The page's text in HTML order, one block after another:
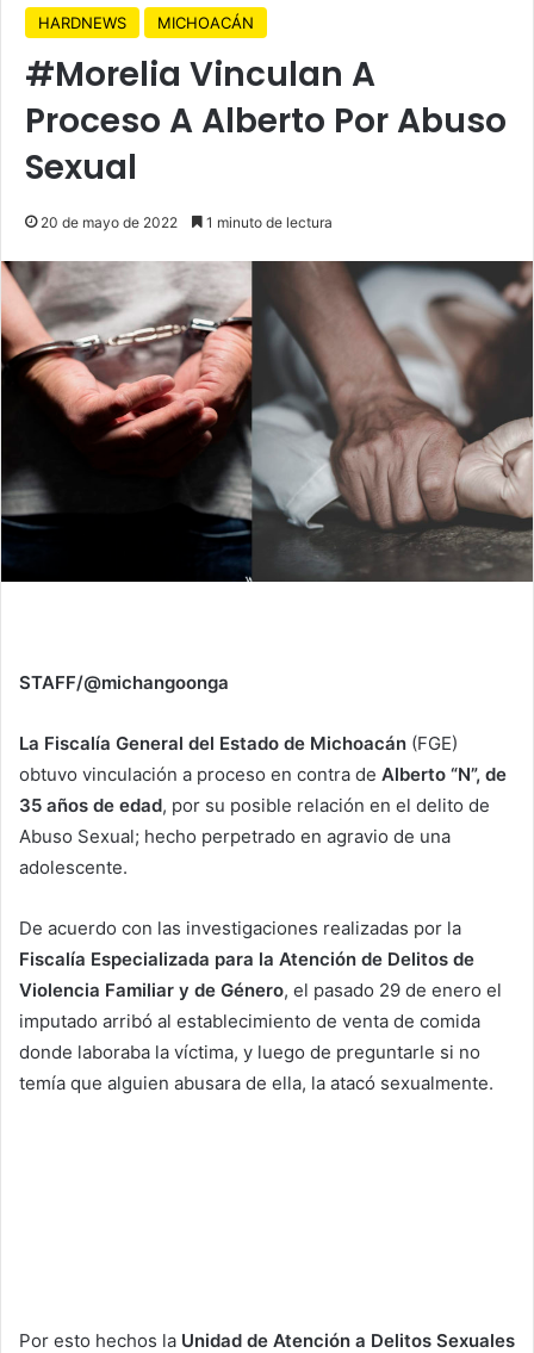
HARDNEWS MICHOACÁN
#Morelia Vinculan A
Proceso A Alberto Por Abuso
Sexual
20 de mayo de 2022 1 minuto de lectura
STAFF/@michangoonga
La Fiscalía General del Estado de Michoacán (FGE)
obtuvo vinculación a proceso en contra de Alberto “N”, de
35 años de edad, por su posible relación en el delito de
Abuso Sexual; hecho perpetrado en agravio de una
adolescente.
De acuerdo con las investigaciones realizadas por la
Fiscalía Especializada para la Atención de Delitos de
Violencia Familiar y de Género, el pasado 29 de enero el
imputado arribó al establecimiento de venta de comida
donde laboraba la víctima, y luego de preguntarle si no
temía que alguien abusara de ella, la atacó sexualmente.
Por esto hechos la Unidad de Atención a Delitos Sexuales